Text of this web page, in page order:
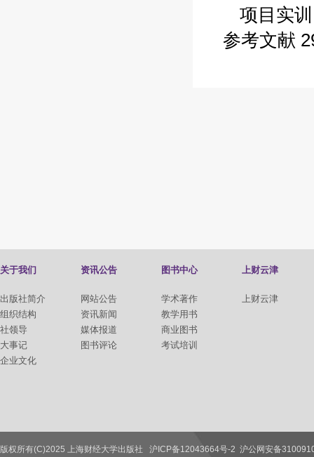
项目实训
参考文献
关于我们
出版社简介
组织结构
社领导
大事记
企业文化
资讯公告
网站公告
资讯新闻
媒体报道
图书评论
图书中心
学术著作
教学用书
商业图书
考试培训
上财云津
上财云津
联系我们
版权所有(C)2025 上海财经大学出版社 沪ICP备12043664号-2 沪公网安备